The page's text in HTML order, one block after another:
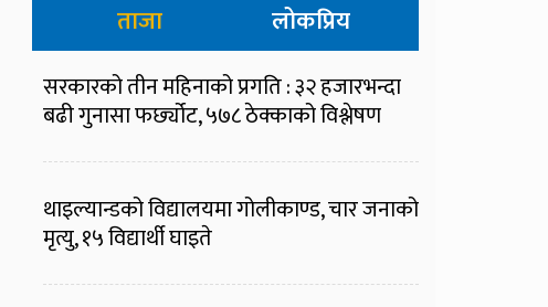
ताजा लोकप्रिय
सरकारको तीन महिनाको प्रगति : ३२ हजारभन्दा
बढी गुनासा फर्छ्योट, ५७८ ठेक्काको विश्लेषण
थाइल्यान्डको विद्यालयमा गोलीकाण्ड, चार जनाको
मृत्यु, १५ विद्यार्थी घाइते